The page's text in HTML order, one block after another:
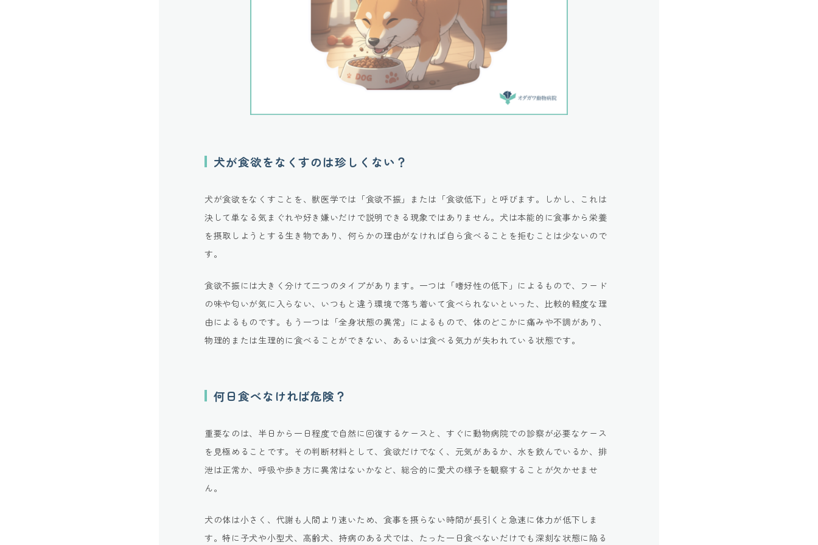
犬が食欲をなくすのは珍しくない？
犬が食欲をなくすことを、獣医学では「食欲不振」または「食欲低下」と呼びます。しかし、これは
決して単なる気まぐれや好き嫌いだけで説明できる現象ではありません。犬は本能的に食事から栄養
を摂取しようとする生き物であり、何らかの理由がなければ自ら食べることを拒むことは少ないので
す。
食欲不振には大きく分けて二つのタイプがあります。一つは「嗜好性の低下」によるもので、フード
の味や匂いが気に入らない、いつもと違う環境で落ち着いて食べられないといった、比較的軽度な理
由によるものです。もう一つは「全身状態の異常」によるもので、体のどこかに痛みや不調があり、
物理的または生理的に食べることができない、あるいは食べる気力が失われている状態です。
何日食べなければ危険？
重要なのは、半日から一日程度で自然に回復するケースと、すぐに動物病院での診察が必要なケース
を見極めることです。その判断材料として、食欲だけでなく、元気があるか、水を飲んでいるか、排
泄は正常か、呼吸や歩き方に異常はないかなど、総合的に愛犬の様子を観察することが欠かせませ
ん。
犬の体は小さく、代謝も人間より速いため、食事を摂らない時間が長引くと急速に体力が低下しま
す。特に子犬や小型犬、高齢犬、持病のある犬では、たった一日食べないだけでも深刻な状態に陥る